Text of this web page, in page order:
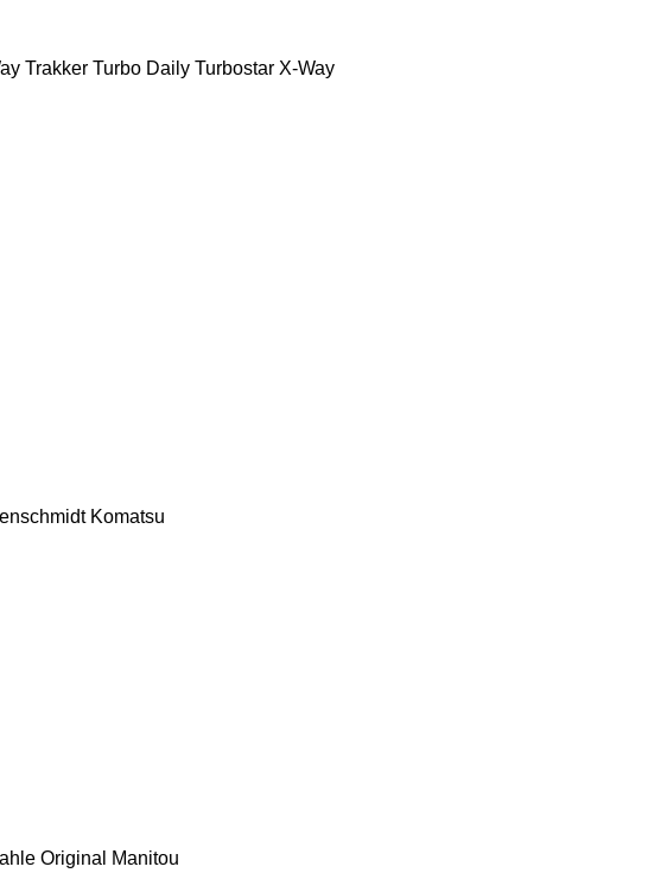
Trakker Turbo Daily Turbostar X-Way
Komatsu
Original
Manitou